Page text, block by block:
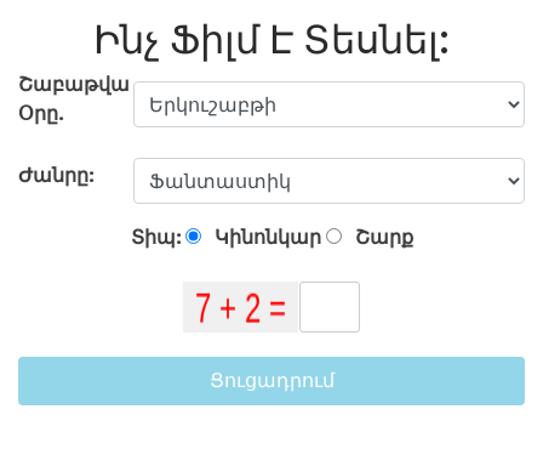
Ինչ Ֆիլմ Է Տեսնել:
Շաբաթվա
Օրը.
Ժանրը:
Տիպ: Կինոնկար Շարք
Ցուցադրում